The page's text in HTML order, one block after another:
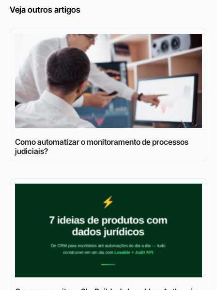
Veja outros artigos
Como automatizar o monitoramento de processos
judiciais?